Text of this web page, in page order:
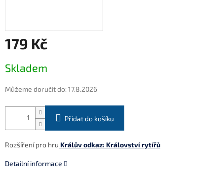
179 Kč
cena:
Skladem
Můžeme doručit do:17.8.2026
Přidat do košíku
Rozšíření pro hru Králův odkaz: Království rytířů
Detailní informace